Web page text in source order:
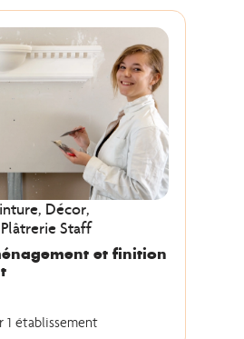
Décor,
Staff
et finition
1 établissement